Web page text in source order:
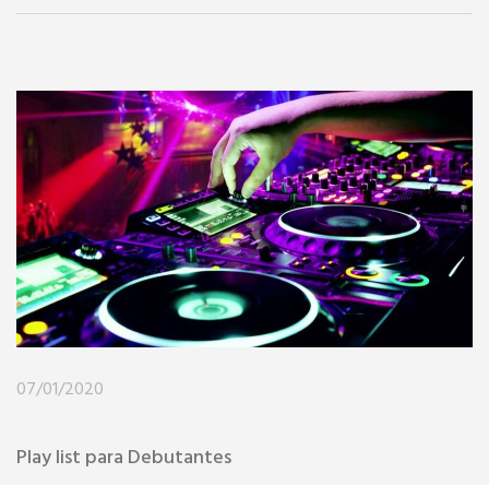
07/01/2020
Play list para Debutantes